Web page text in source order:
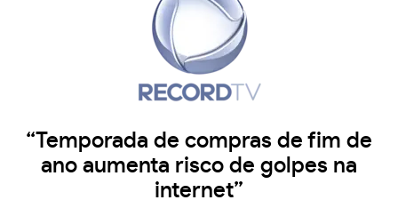
“Temporada de compras de fim de
ano aumenta risco de golpes na
internet”